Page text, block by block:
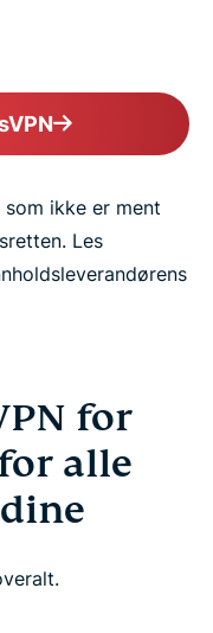
som ikke er ment
Les
for
alle